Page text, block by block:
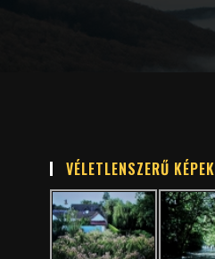
VÉLETLENSZERŰ KÉPEK